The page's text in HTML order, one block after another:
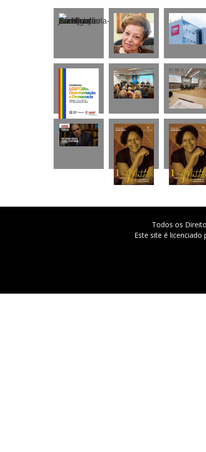
Todos os
Este site é licenciado